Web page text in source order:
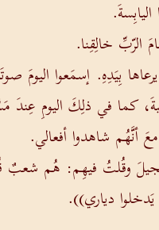
الرّبِّ خالِقِنا.
بِيَدِهِ. إسمَعوا اليومَ
كما في ذلِكَ اليومِ عِندَ
أنَّهُم شاهدوا أفعالي.
وقُلتُ فيهِم: هُم شعبٌ
دياري)).